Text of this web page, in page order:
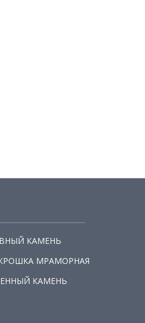
КАМЕНЬ
МРАМОРНАЯ
КАМЕНЬ